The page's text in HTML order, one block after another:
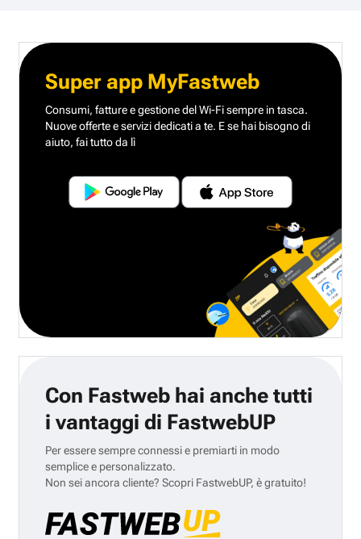
Super app MyFastweb
Consumi, fatture e gestione del Wi-Fi sempre in tasca.
Nuove offerte e servizi dedicati a te. E se hai bisogno di
aiuto, fai tutto da lì
Con Fastweb hai anche tutti
i vantaggi di FastwebUP
Per essere sempre connessi e premiarti in modo
semplice e personalizzato.
Non sei ancora cliente? Scopri FastwebUP, è gratuito!